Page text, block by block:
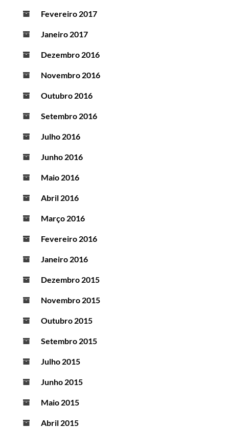
Fevereiro 2017
Janeiro 2017
Dezembro 2016
Novembro 2016
Outubro 2016
Setembro 2016
Julho 2016
Junho 2016
Maio 2016
Abril 2016
Março 2016
Fevereiro 2016
Janeiro 2016
Dezembro 2015
Novembro 2015
Outubro 2015
Setembro 2015
Julho 2015
Junho 2015
Maio 2015
Abril 2015